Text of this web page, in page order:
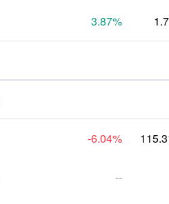
3.87%
-6.04%
--